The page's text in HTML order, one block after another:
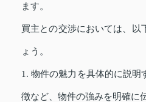
ます。
買主との交渉においては、以
ょう。
1. 物件の魅力を具体的に説明
徴など、物件の強みを明確に